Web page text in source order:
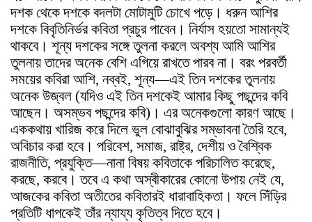
দশক থেকে দশকে বদলটা মোটামুটি চোখে পড়ে। ধরুন আশির
দশকে বিবৃতিনির্ভর কবিতা প্রচুর পাবেন। নির্যাস হয়তো সামান্যই
থাকবে। শূন্য দশকের সঙ্গে তুলনা করলে অবশ্য আমি আশির
তুলনায় তাদের অনেক বেশি এগিয়ে রাখতে পারব না। বরং পরবর্তী
সময়ের কবিরা আশি, নব্বই, শূন্য—এই তিন দশকের তুলনায়
অনেক উজ্বল (যদিও এই তিন দশকেই আমার কিছু পছন্দের কবি
আছেন। অসম্ভব পছন্দের কবি)। এর অনেকগুলো কারণ আছে।
এককথায় খারিজ করে দিলে ভুল বোঝাবুঝির সম্ভাবনা তৈরি হবে,
অবিচার করা হবে। পরিবেশ, সমাজ, রাষ্ট্র, দেশীয় ও বৈশ্বিক
রাজনীতি, প্রযুক্তি—নানা বিষয় কবিতাকে পরিচালিত করেছে,
করছে, করবে। তবে এ কথা অস্বীকারের কোনো উপায় নেই যে,
আজকের কবিতা অতীতের কবিতারই ধারাবাহিকতা। ফলে সিঁড়ির
প্রতিটি ধাপকেই তাঁর ন্যায্য কৃতিত্ব দিতে হবে।